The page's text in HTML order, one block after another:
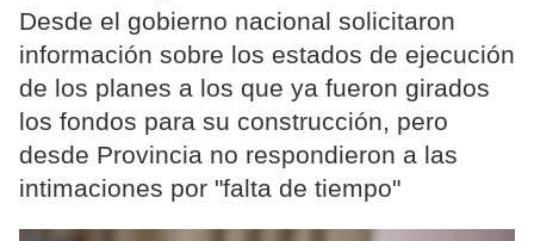
Desde el gobierno nacional solicitaron
información sobre los estados de ejecución
de los planes a los que ya fueron girados
los fondos para su construcción, pero
desde Provincia no respondieron a las
intimaciones por "falta de tiempo"